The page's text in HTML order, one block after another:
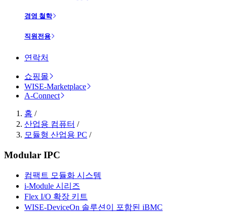
경영 철학
직원전용
연락처
쇼핑몰
WISE-Marketplace
A-Connect
홈 /
산업용 컴퓨터 /
모듈형 산업용 PC /
Modular IPC
컴팩트 모듈화 시스템
i-Module 시리즈
Flex I/O 확장 키트
WISE-DeviceOn 솔루션이 포함된 iBMC